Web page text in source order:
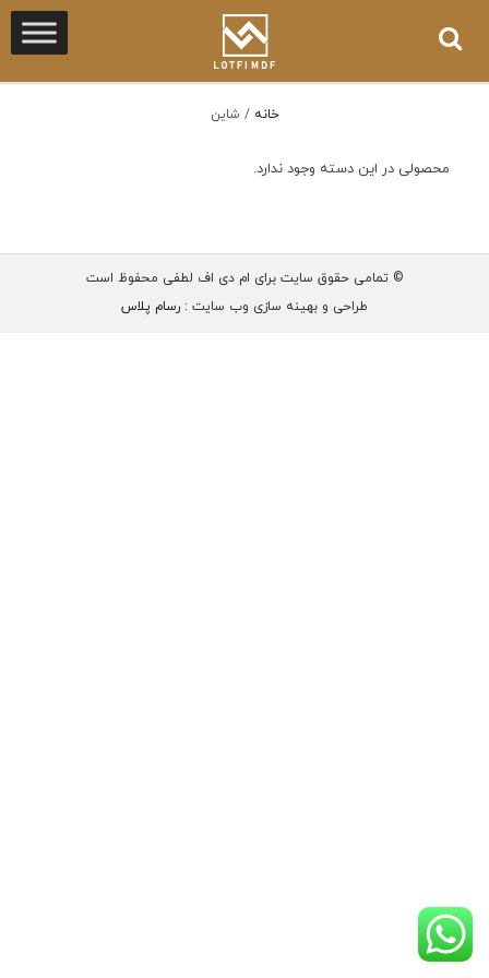
خانه / شاین
محصولی در این دسته وجود ندارد.
© تمامی حقوق سایت برای ام دی اف لطفی محفوظ است
طراحی و بهینه سازی وب سایت : رسام پلاس